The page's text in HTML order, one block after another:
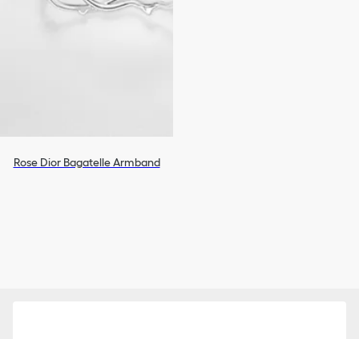
Rose Dior Bagatelle Armband